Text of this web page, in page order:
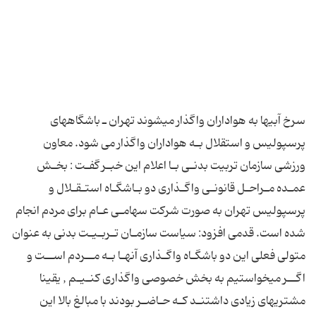
عمـده‎ مـراحـل‎ قانونـی‎ واگـذاری‎ دو بـاشگـاه‎ استـقـلال‎ و
پرسپولیس‎ تهران‎ به‎ صورت‎‎ شركت سهامـی‎ عـام‎ برای‎ مردم‎‎ انجام
متولی فعلی این دو باشگـاه واگـذاری‎ آنهـا بـه‎ مــردم‎ اســت‎ و
اگــر می‎‎خواستیم‎‎ به‎ بخش‎ خصوصی واگذاری‎ كنـیـم , یقینا